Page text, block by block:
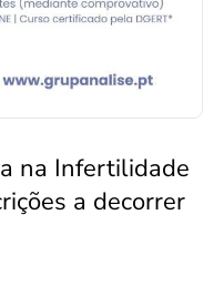
na Infertilidade
a decorrer